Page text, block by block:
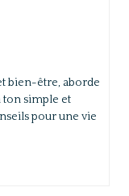
bien-être, aborde
ton simple et
pour une vie